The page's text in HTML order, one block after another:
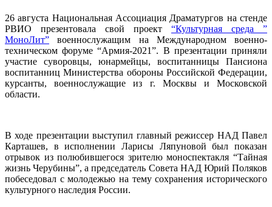
26 августа Национальная Ассоциация Драматургов на стенде
РВИО презентовала свой проект “Культурная среда ”
МоноЛит” военнослужащим на Международном военно-
техническом форуме “Армия-2021”. В презентации приняли
участие суворовцы, юнармейцы, воспитанницы Пансиона
воспитанниц Министерства обороны Российской Федерации,
курсанты, военнослужащие из г. Москвы и Московской
области.
В ходе презентации выступил главный режиссер НАД Павел
Карташев, в исполнении Ларисы Ляпуновой был показан
отрывок из полюбившегося зрителю моноспектакля “Тайная
жизнь Черубины”, а председатель Совета НАД Юрий Поляков
побеседовал с молодежью на тему сохранения исторического
культурного наследия России.